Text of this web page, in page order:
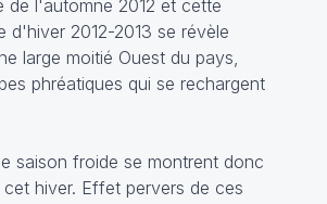
de l'automne 2012 et cette
d'hiver 2012-2013 se révèle
large moitié Ouest du pays,
phréatiques qui se rechargent
saison froide se montrent donc
hiver. Effet pervers de ces